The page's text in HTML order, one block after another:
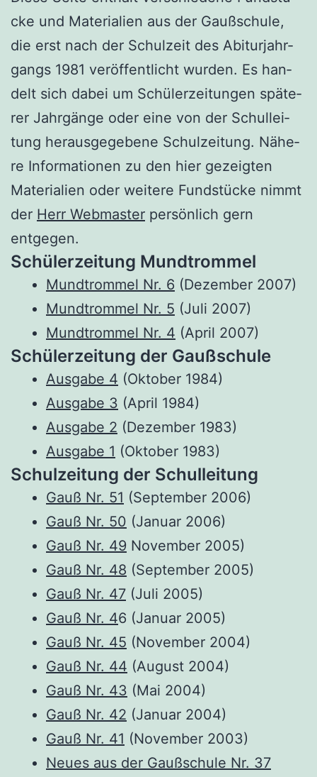
cke und Mate­ria­li­en aus der Gauß­schu­le,
die erst nach der Schul­zeit des Abitur­jahr­
gangs 1981 ver­öf­fent­licht wur­den. Es han­
delt sich dabei um Schü­ler­zei­tun­gen spä­te­
rer Jahr­gän­ge oder eine von der Schul­lei­
tung her­aus­ge­ge­be­ne Schul­zei­tung. Nähe­
re Infor­ma­tio­nen zu den hier gezeig­ten
Mate­ria­li­en oder wei­te­re Fund­stü­cke nimmt
der Herr Web­mas­ter per­sön­lich gern
entgegen.
Schü­ler­zei­tung Mundtrommel
Mund­trom­mel Nr. 6 (Dezem­ber 2007)
Mund­trom­mel Nr. 5 (Juli 2007)
Mund­trom­mel Nr. 4 (April 2007)
Schü­ler­zei­tung der Gaußschule
Aus­ga­be 4 (Okto­ber 1984)
Aus­ga­be 3 (April 1984)
Aus­ga­be 2 (Dezem­ber 1983)
Aus­ga­be 1 (Okto­ber 1983)
Schul­zei­tung der Schulleitung
Gauß Nr. 51 (Sep­tem­ber 2006)
Gauß Nr. 50 (Janu­ar 2006)
Gauß Nr. 49 Novem­ber 2005)
Gauß Nr. 48 (Sep­tem­ber 2005)
Gauß Nr. 47 (Juli 2005)
Gauß Nr. 46 (Janu­ar 2005)
Gauß Nr. 45 (Novem­ber 2004)
Gauß Nr. 44 (August 2004)
Gauß Nr. 43 (Mai 2004)
Gauß Nr. 42 (Janu­ar 2004)
Gauß Nr. 41 (Novem­ber 2003)
Neu­es aus der Gauß­schu­le Nr. 37